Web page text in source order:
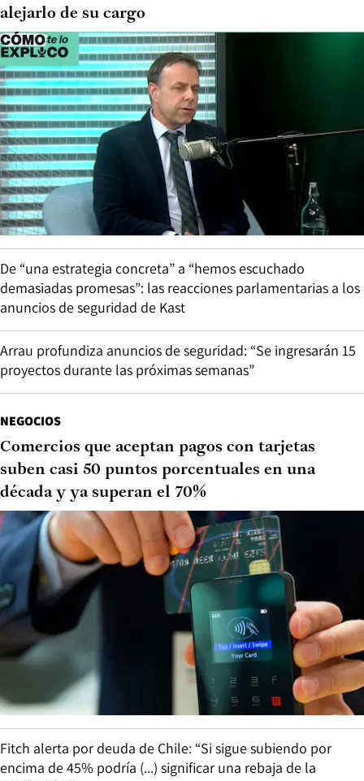
alejarlo de su cargo
De “una estrategia concreta” a “hemos escuchado
demasiadas promesas”: las reacciones parlamentarias a los
anuncios de seguridad de Kast
Arrau profundiza anuncios de seguridad: “Se ingresarán 15
proyectos durante las próximas semanas”
NEGOCIOS
Comercios que aceptan pagos con tarjetas
suben casi 50 puntos porcentuales en una
década y ya superan el 70%
Fitch alerta por deuda de Chile: “Si sigue subiendo por
encima de 45% podría (...) significar una rebaja de la